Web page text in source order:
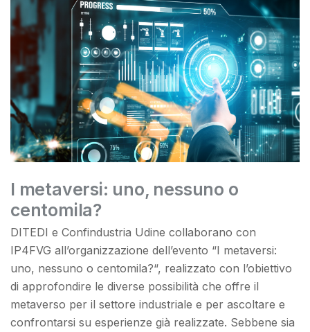
I metaversi: uno, nessuno o
centomila?
DITEDI e Confindustria Udine collaborano con
IP4FVG all’organizzazione dell’evento “I metaversi:
uno, nessuno o centomila?“, realizzato con l’obiettivo
di approfondire le diverse possibilità che offre il
metaverso per il settore industriale e per ascoltare e
confrontarsi su esperienze già realizzate. Sebbene sia